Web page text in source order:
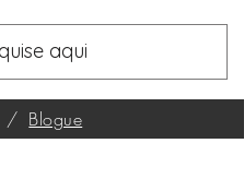
/ Blogue